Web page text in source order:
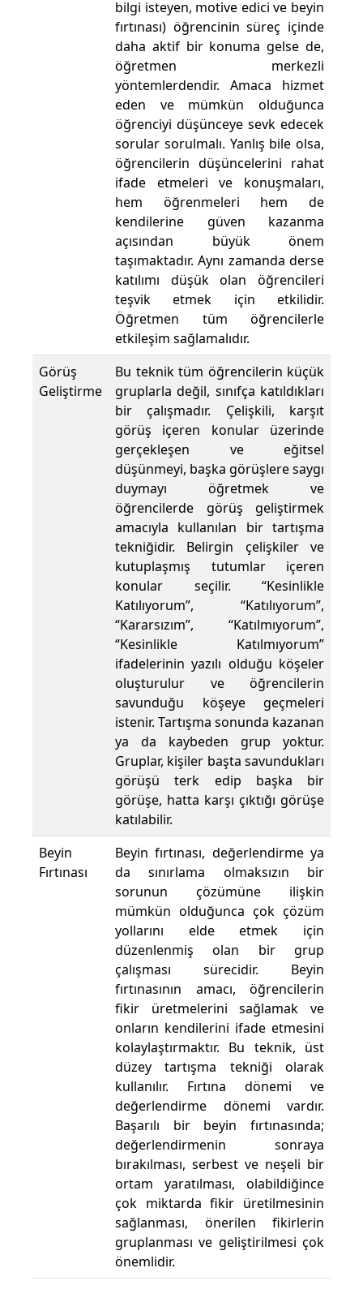
bilgi isteyen, motive edici ve beyin
fırtınası) öğrencinin süreç içinde
daha aktif bir konuma gelse de,
öğretmen merkezli
yöntemlerdendir. Amaca hizmet
eden ve mümkün olduğunca
öğrenciyi düşünceye sevk edecek
sorular sorulmalı. Yanlış bile olsa,
öğrencilerin düşüncelerini rahat
ifade etmeleri ve konuşmaları,
hem öğrenmeleri hem de
kendilerine güven kazanma
açısından büyük önem
taşımaktadır. Aynı zamanda derse
katılımı düşük olan öğrencileri
teşvik etmek için etkilidir.
Öğretmen tüm öğrencilerle
etkileşim sağlamalıdır.
Görüş
Geliştirme
Bu teknik tüm öğrencilerin küçük
gruplarla değil, sınıfça katıldıkları
bir çalışmadır. Çelişkili, karşıt
görüş içeren konular üzerinde
gerçekleşen ve eğitsel
düşünmeyi, başka görüşlere saygı
duymayı öğretmek ve
öğrencilerde görüş geliştirmek
amacıyla kullanılan bir tartışma
tekniğidir. Belirgin çelişkiler ve
kutuplaşmış tutumlar içeren
konular seçilir. “Kesinlikle
Katılıyorum”, “Katılıyorum”,
“Kararsızım”, “Katılmıyorum”,
“Kesinlikle Katılmıyorum”
ifadelerinin yazılı olduğu köşeler
oluşturulur ve öğrencilerin
savunduğu köşeye geçmeleri
istenir. Tartışma sonunda kazanan
ya da kaybeden grup yoktur.
Gruplar, kişiler başta savundukları
görüşü terk edip başka bir
görüşe, hatta karşı çıktığı görüşe
katılabilir.
Beyin
Fırtınası
Beyin fırtınası, değerlendirme ya
da sınırlama olmaksızın bir
sorunun çözümüne ilişkin
mümkün olduğunca çok çözüm
yollarını elde etmek için
düzenlenmiş olan bir grup
çalışması sürecidir. Beyin
fırtınasının amacı, öğrencilerin
fikir üretmelerini sağlamak ve
onların kendilerini ifade etmesini
kolaylaştırmaktır. Bu teknik, üst
düzey tartışma tekniği olarak
kullanılır. Fırtına dönemi ve
değerlendirme dönemi vardır.
Başarılı bir beyin fırtınasında;
değerlendirmenin sonraya
bırakılması, serbest ve neşeli bir
ortam yaratılması, olabildiğince
çok miktarda fikir üretilmesinin
sağlanması, önerilen fikirlerin
gruplanması ve geliştirilmesi çok
önemlidir.